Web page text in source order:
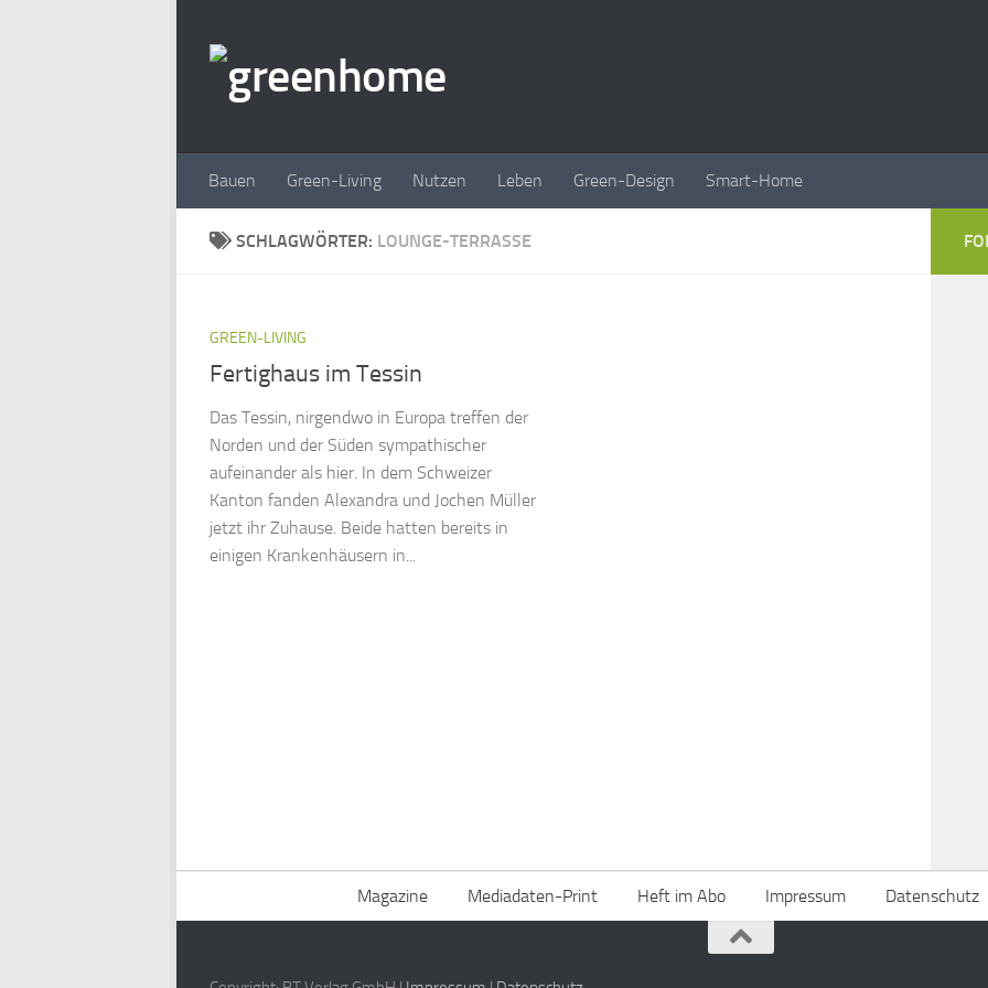
Bauen Green-Living Nutzen Leben Green-Design Smart-Home
SCHLAGWÖRTER: LOUNGE-TERRASSE
GREEN-LIVING
Fertighaus im Tessin
Das Tessin, nirgendwo in Europa treffen der
Norden und der Süden sympathischer
aufeinander als hier. In dem Schweizer
Kanton fanden Alexandra und Jochen Müller
jetzt ihr Zuhause. Beide hatten bereits in
einigen Krankenhäusern in...
Magazine Mediadaten-Print Heft im Abo Impressum Datenschutz